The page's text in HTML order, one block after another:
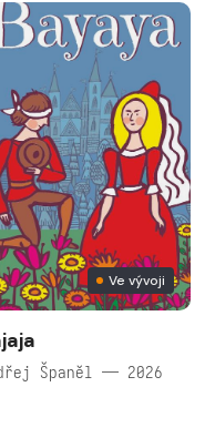
Ve vývoji
Španěl — 2026